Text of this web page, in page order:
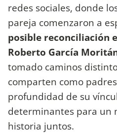
redes sociales, donde
pareja comenzaron a
posible reconciliación
Roberto García
tomado caminos
comparten como
profundidad de su
determinantes para un
historia juntos.